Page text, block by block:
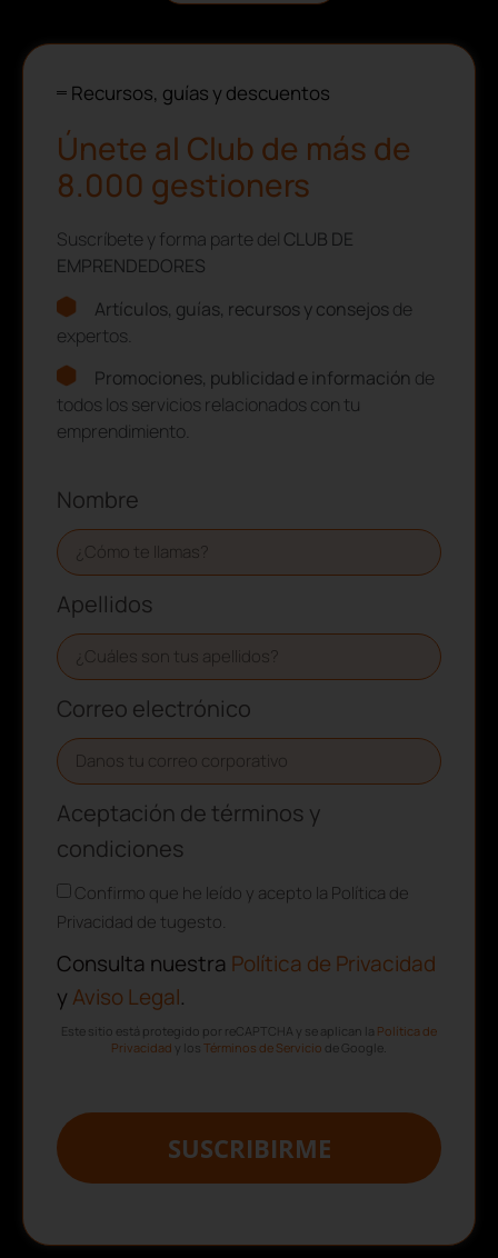
Recursos, guías y descuentos
Únete al Club de más de
8.000 gestioners
Suscríbete y forma parte del CLUB DE
EMPRENDEDORES
Artículos, guías, recursos y consejosde
expertos.
Promociones, publicidad e información de
todos los servicios relacionados con tu
emprendimiento.
Nombre
Apellidos
Correo electrónico
Aceptación de términos y
condiciones
Confirmo que he leído y acepto la Política de
Privacidad de tugesto.
Consulta nuestra Política de Privacidad
y Aviso Legal.
Este sitio está protegido por reCAPTCHA y se aplican la Política de
Privacidad y los Términos de Servicio de Google.
SUSCRIBIRME